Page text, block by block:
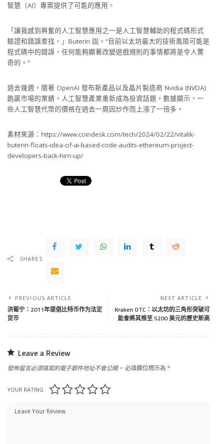
智慧（AI）專案提供了可能的應用。
「讓我感到興奮的人工智慧應用之一是人工智慧輔助的程式碼形式
驗證和錯誤查找，」Buterin 說。“目前以太坊最大的技術風險可能​​是
程式碼中的錯誤，任何能夠顯著改變遊戲規則的事情都將是令人驚
奇的。”
過去幾週，隨著 OpenAI 發布新產品以及晶片製造商 Nvidia (NVDA)
跑贏市場的業績，人工智慧產業重新成為投資話題。數據顯示，一
些人工智慧代幣的價格在過去一周因炒作而上漲了一倍多。
素材來源：https://www.coindesk.com/tech/2024/02/22/vitalik-
buterin-floats-idea-of-ai-based-code-audits-ethereum-project-
developers-back-him-up/
SHARES
PREVIOUS ARTICLE
洪蜀宁：2011年提倡比特币作为法定
货币
NEXT ARTICLE
Kraken OTC：以太坊的三角形突破可
能會將其推至 5200 美元的歷史新高
Leave a Review
發佈留言必須填寫的電子郵件地址不會公開。 必填欄位標示為*
YOUR RATING